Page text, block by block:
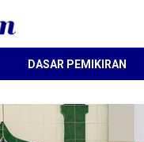
DASAR PEMIKIRAN